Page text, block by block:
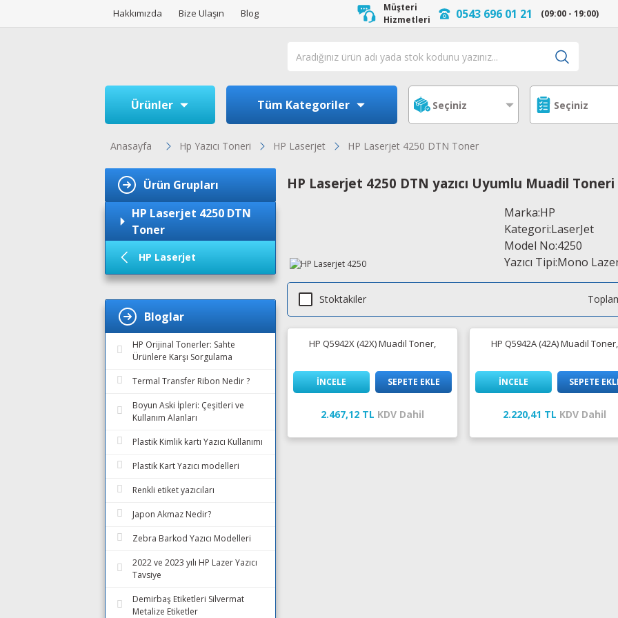
Hakkımızda Bize Ulaşın Blog
Müşteri
Hizmetleri
0543 696 01 21 (09:00 - 19:00)
Ürünler Tüm Kategoriler
Anasayfa Hp Yazıcı Toneri HP Laserjet HP Laserjet 4250 DTN Toner
Ürün Grupları
HP Laserjet 4250 DTN
Toner
HP Laserjet
Bloglar
HP Orijinal Tonerler: Sahte
Ürünlere Karşı Sorgulama
Termal Transfer Ribon Nedir ?
Boyun Aski İpleri: Çeşitleri ve
Kullanım Alanları
Plastik Kimlik kartı Yazıcı Kullanımı
Plastik Kart Yazıcı modelleri
Renkli etiket yazıcıları
Japon Akmaz Nedir?
Zebra Barkod Yazıcı Modelleri
2022 ve 2023 yılı HP Lazer Yazıcı
Tavsiye
Demirbaş Etiketleri Silvermat
Metalize Etiketler
HP Laserjet 4250 DTN yazıcı Uyumlu Muadil Toneri
Marka:HP
Kategori:LaserJet
Model No:4250
Yazıcı Tipi:Mono
Stoktakiler
HP Q5942X (42X) Muadil Toner,
İNCELE SEPETE EKLE
2.467,12 TL KDV Dahil
HP Q5942A (42A) Muadil Toner,
İNCELE SEPETE
2.220,41 TL KDV Dahil